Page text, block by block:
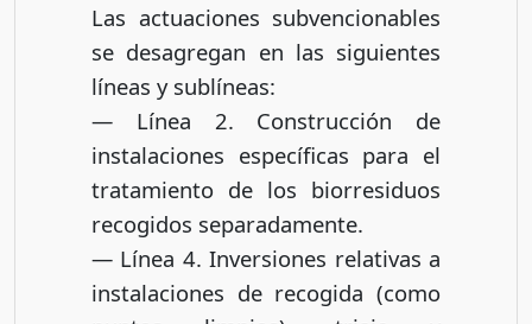
Las actuaciones subvencionables
se desagregan en las siguientes
líneas y sublíneas:
— Línea 2. Construcción de
instalaciones específicas para el
tratamiento de los biorresiduos
recogidos separadamente.
— Línea 4. Inversiones relativas a
instalaciones de recogida (como